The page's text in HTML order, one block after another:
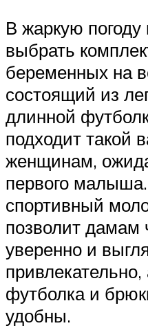
В жаркую
выбрать
беременных на
состоящий из
длинной
подходит такой
женщинам,
первого
спортивный
позволит дамам
уверенно и
футболка и
удобны.